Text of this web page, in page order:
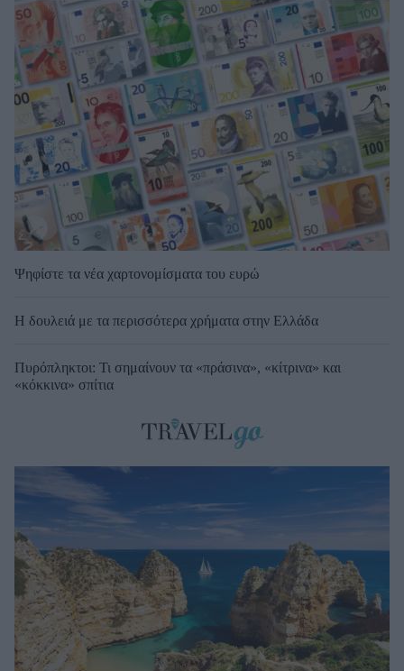
Ψηφίστε τα νέα χαρτονομίσματα του ευρώ
Η δουλειά με τα περισσότερα χρήματα στην Ελλάδα
Πυρόπληκτοι: Τι σημαίνουν τα «πράσινα», «κίτρινα» και
«κόκκινα» σπίτια